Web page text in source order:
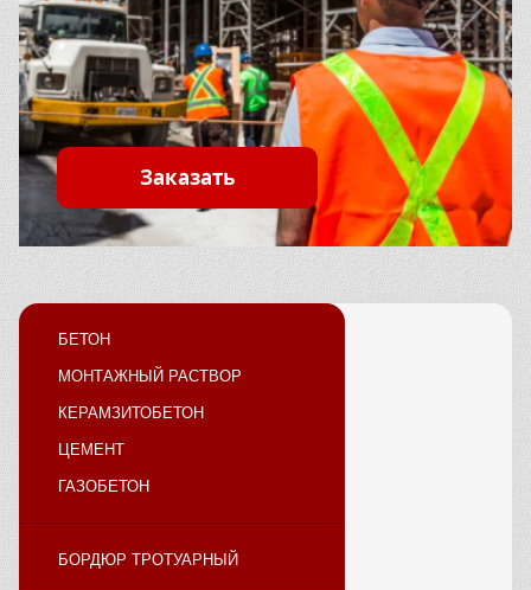
Заказать
БЕТОН
МОНТАЖНЫЙ РАСТВОР
КЕРАМЗИТОБЕТОН
ЦЕМЕНТ
ГАЗОБЕТОН
БОРДЮР ТРОТУАРНЫЙ